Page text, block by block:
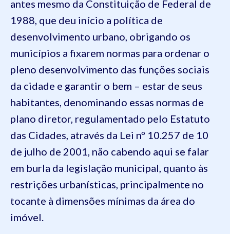
antes mesmo da Constituição de Federal de
1988, que deu início a política de
desenvolvimento urbano, obrigando os
municípios a fixarem normas para ordenar o
pleno desenvolvimento das funções sociais
da cidade e garantir o bem – estar de seus
habitantes, denominando essas normas de
plano diretor, regulamentado pelo Estatuto
das Cidades, através da Lei nº 10.257 de 10
de julho de 2001, não cabendo aqui se falar
em burla da legislação municipal, quanto às
restrições urbanísticas, principalmente no
tocante à dimensões mínimas da área do
imóvel.